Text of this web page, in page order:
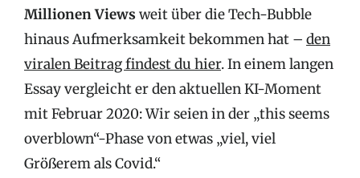
Millionen Views weit über die Tech-Bubble
hinaus Aufmerksamkeit bekommen hat – den
viralen Beitrag findest du hier. In einem langen
Essay vergleicht er den aktuellen KI-Moment
mit Februar 2020: Wir seien in der „this seems
overblown“-Phase von etwas „viel, viel
Größerem als Covid.“